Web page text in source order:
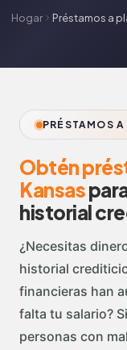
Hogar Préstamos a
PRÉSTAMOS
Obtén
Kansas
historial
¿Necesitas
historial
financieras han
falta tu salario?
personas con